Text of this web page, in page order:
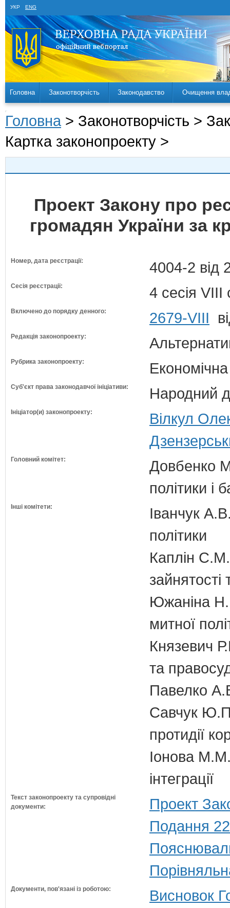
УКР ENG
Головна Законотворчість Законодавство Очищення
Головна > Законотворчість >
Картка законопроекту >
Проект Закону про
громадян України за
Номер, дата реєстрації: 4004-2 від
Сесія реєстрації: 4 сесія VIII
Включено до порядку денного: 2679-VIII
Редакція законопроекту:
Рубрика законопроекту:
Суб'єкт права законодавчої ініціативи: Народний
Ініціатор(и) законопроекту:
Вілкул
Головний комітет:
Довбенко
політики і
Інші комітети:
Іванчук
політики
Каплін С.М.
зайнятості
Южаніна
митної
Князевич
та
Павелко
Савчук Ю.П.
протидії
Іонова М.М.
інтеграції
Текст законопроекту та супровідні
документи:
Проект
Подання
Документи, пов'язані із роботою: Висновок